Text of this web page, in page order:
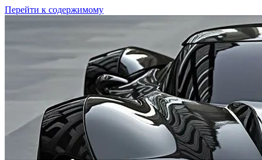
Перейти к содержимому